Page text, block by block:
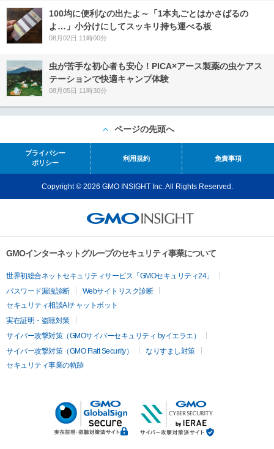
100均に便利なの出たよ～「1本丸ごとはかさばるの
よ…」小分けにしてスッキリ持ち運べる板
08月02日 11時00分
虫が苦手な初心者も安心！PICA×アース製薬の虫ケアス
テーションで快適キャンプ体験
08月05日 11時30分
ページの先頭へ
プライバシー
ポリシー
利用規約 免責事項
Copyright © 2026 GMO INSIGHT Inc. All Rights Reserved.
GMOインターネットグループのセキュリティ事業について
世界初総合ネットセキュリティサービス「GMOセキュリティ24」
パスワード漏洩診断
Webサイトリスク診断
セキュリティ相談AIチャットボット
実在証明・盗聴対策
サイバー攻撃対策（GMOサイバーセキュリティ byイエラエ）
サイバー攻撃対策（GMO Flatt Security）
なりすまし対策
セキュリティ事業の軌跡